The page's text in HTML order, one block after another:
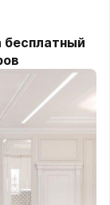
бесплатный